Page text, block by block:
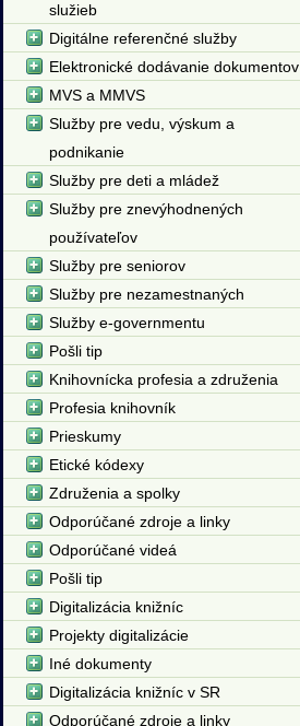
služieb
Digitálne referenčné služby
Elektronické dodávanie dokumentov
MVS a MMVS
Služby pre vedu, výskum a
podnikanie
Služby pre deti a mládež
Služby pre znevýhodnených
používateľov
Služby pre seniorov
Služby pre nezamestnaných
Služby e-governmentu
Pošli tip
Knihovnícka profesia a združenia
Profesia knihovník
Prieskumy
Etické kódexy
Združenia a spolky
Odporúčané zdroje a linky
Odporúčané videá
Pošli tip
Digitalizácia knižníc
Projekty digitalizácie
Iné dokumenty
Digitalizácia knižníc v SR
Odporúčané zdroje a linky